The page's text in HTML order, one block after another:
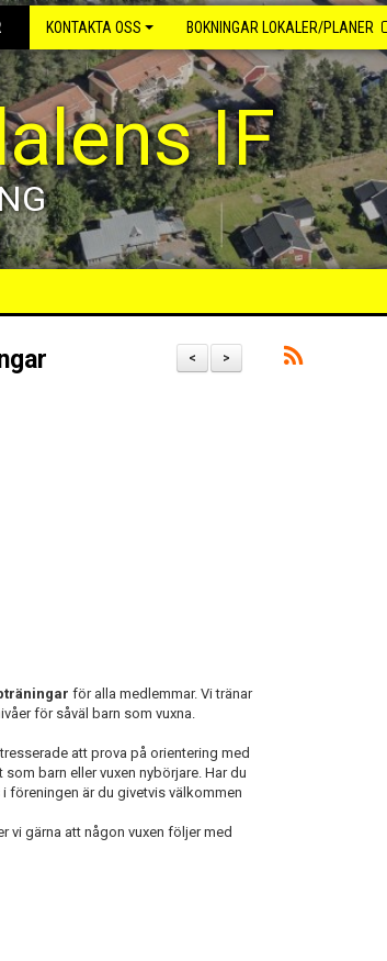
KONTAKTA OSS BOKNINGAR LOKALER/PLANER
IF
>
<
för alla medlemmar. Vi tränar
för såväl barn som vuxna.
att prova på orientering med
barn eller vuxen nybörjare. Har du
föreningen är du givetvis välkommen
vi gärna att någon vuxen följer med